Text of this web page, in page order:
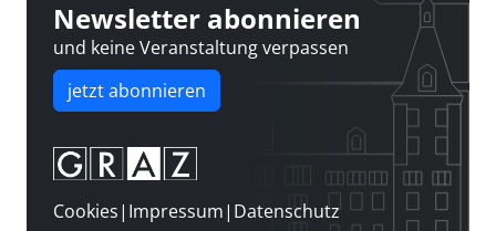
Newsletter abonnieren
und keine Veranstaltung verpassen
jetzt abonnieren
Cookies| Impressum| Datenschutz